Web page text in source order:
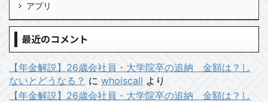
アプリ
最近のコメント
【年金解説】26歳会社員・大学院卒の追納 金額は？し
ないとどうなる？ に whoiscall より
【年金解説】26歳会社員・大学院卒の追納 金額は？し